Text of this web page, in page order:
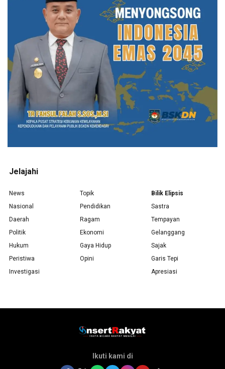
Jelajahi
News
Nasional
Daerah
Politik
Hukum
Peristiwa
Investigasi
Topik
Pendidikan
Ragam
Ekonomi
Gaya Hidup
Opini
Bilik Elipsis
Sastra
Tempayan
Gelanggang
Sajak
Garis Tepi
Apresiasi
Ikuti kami di